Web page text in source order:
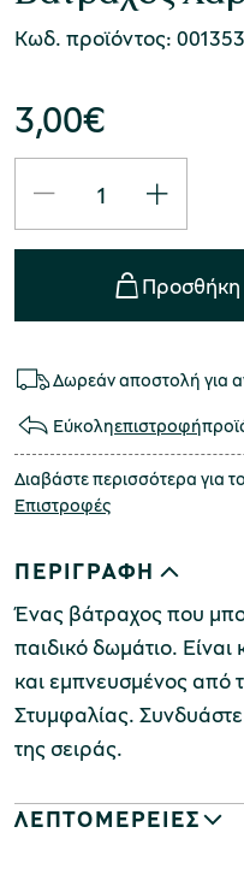
Κωδ. προϊόντος: 001353
3,00€
Προσθήκη
Δωρεάν αποστολή για
Εύκοληεπιστροφή
Διαβάστε περισσότερα για
Επιστροφές
ΠΕΡΙΓΡΑΦΗ
Ένας βάτραχος που
παιδικό δωμάτιο.
και εμπνευσμένος από
Στυμφαλίας.
της σειράς.
ΛΕΠΤΟΜΕΡΕΙΕΣ